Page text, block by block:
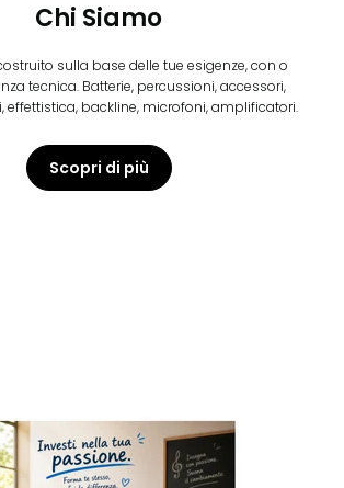
Chi Siamo
sulla base delle tue esigenze, con o
tecnica. Batterie, percussioni, accessori,
effettistica, backline, microfoni, amplificatori.
Scopri di più